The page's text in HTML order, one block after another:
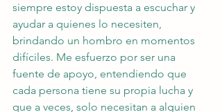
siempre estoy dispuesta a escuchar y
ayudar a quienes lo necesiten,
brindando un hombro en momentos
difíciles. Me esfuerzo por ser una
fuente de apoyo, entendiendo que
cada persona tiene su propia lucha y
que a veces, solo necesitan a alguien